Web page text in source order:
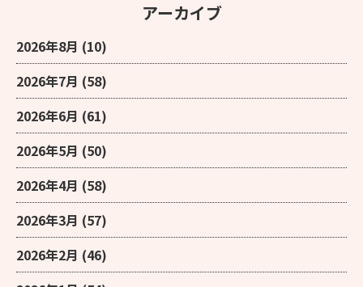
アーカイブ
2026年8月 (10)
2026年7月 (58)
2026年6月 (61)
2026年5月 (50)
2026年4月 (58)
2026年3月 (57)
2026年2月 (46)